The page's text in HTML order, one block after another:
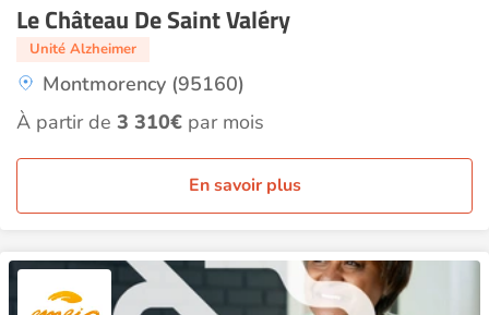
Le Château De Saint Valéry
Unité Alzheimer
Montmorency (95160)
À partir de 3 310€ par mois
En savoir plus